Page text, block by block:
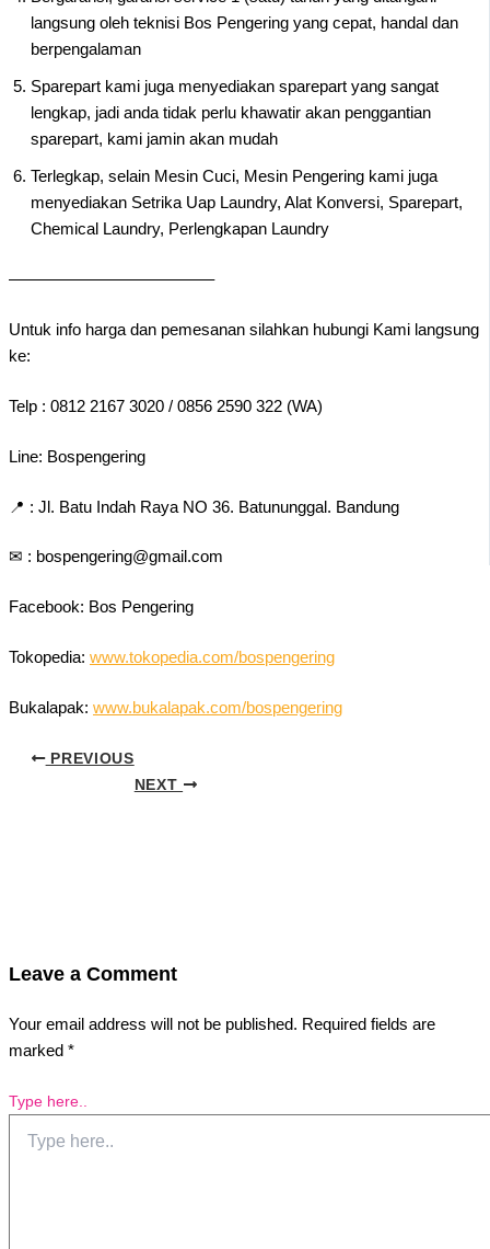
langsung oleh teknisi Bos Pengering yang cepat, handal dan
berpengalaman
Sparepart kami juga menyediakan sparepart yang sangat
lengkap, jadi anda tidak perlu khawatir akan penggantian
sparepart, kami jamin akan mudah
Terlegkap, selain Mesin Cuci, Mesin Pengering kami juga
menyediakan Setrika Uap Laundry, Alat Konversi, Sparepart,
Chemical Laundry, Perlengkapan Laundry
————————————–
Untuk info harga dan pemesanan silahkan hubungi Kami langsung
ke:
Telp : 0812 2167 3020 / 0856 2590 322 (WA)
Line: Bospengering
📍 : Jl. Batu Indah Raya NO 36. Batununggal. Bandung
✉ : bospengering@gmail.com
Facebook: Bos Pengering
Tokopedia: www.tokopedia.com/bospengering
Bukalapak: www.bukalapak.com/bospengering
PREVIOUS
NEXT
Leave a Comment
Your email address will not be published. Required fields are
marked *
Type here..